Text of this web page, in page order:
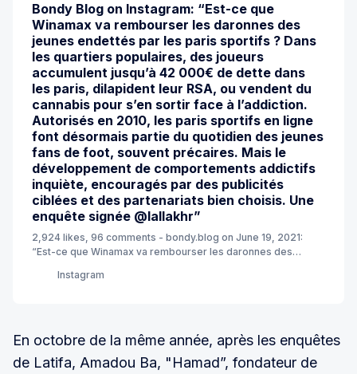
Bondy Blog on Instagram: “Est-ce que
Winamax va rembourser les daronnes des
jeunes endettés par les paris sportifs ? Dans
les quartiers populaires, des joueurs
accumulent jusqu’à 42 000€ de dette dans
les paris, dilapident leur RSA, ou vendent du
cannabis pour s’en sortir face à l’addiction.
Autorisés en 2010, les paris sportifs en ligne
font désormais partie du quotidien des jeunes
fans de foot, souvent précaires. Mais le
développement de comportements addictifs
inquiète, encouragés par des publicités
ciblées et des partenariats bien choisis. Une
enquête signée @lallakhr”
2,924 likes, 96 comments - bondy.blog on June 19, 2021:
“Est-ce que Winamax va rembourser les daronnes des
populaires, des joueurs accumulent jusqu’à 42 000€ de dette
jeunes fans de foot, souvent précaires. Mais le
développement de comportements addictifs inquiète,
encouragés par des publicités ciblées et des partenariats
Instagram
En octobre de la même année, après les enquêtes
de Latifa, Amadou Ba, "Hamad”, fondateur de